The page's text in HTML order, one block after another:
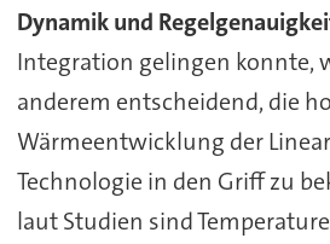
Dynamik und
Integration gelingen konnte,
anderem entscheidend, die
Wärmeentwicklung der
Technologie in den Griff zu
laut Studien sind